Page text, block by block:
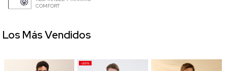
COMFORT
-20%
Los Más Vendidos